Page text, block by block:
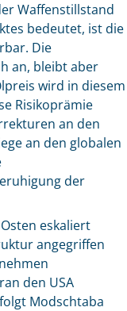
Waffenstillstand
bedeutet, ist die
Die
an, bleibt aber
wird in diesem
Risikoprämie
an den
an den globalen
der
eskaliert
angegriffen
den USA
Modschtaba